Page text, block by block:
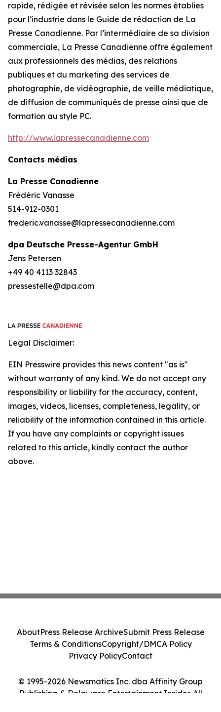
rapide, rédigée et révisée selon les normes établies
pour l’industrie dans le Guide de rédaction de La
Presse Canadienne. Par l’intermédiaire de sa division
commerciale, La Presse Canadienne offre également
aux professionnels des médias, des relations
publiques et du marketing des services de
photographie, de vidéographie, de veille médiatique,
de diffusion de communiqués de presse ainsi que de
formation au style PC.
http://www.lapressecanadienne.com
Contacts médias
La Presse Canadienne
Frédéric Vanasse
514-912-0301
frederic.vanasse@lapressecanadienne.com
dpa Deutsche Presse-Agentur GmbH
Jens Petersen
+49 40 4113 32843
pressestelle@dpa.com
Legal Disclaimer:
EIN Presswire provides this news content "as is"
without warranty of any kind. We do not accept any
responsibility or liability for the accuracy, content,
images, videos, licenses, completeness, legality, or
reliability of the information contained in this article.
If you have any complaints or copyright issues
related to this article, kindly contact the author
above.
© 1995-2026 Newsmatics Inc. dba Affinity Group
Publishing & Delaware Entertainment Insider. All
AboutPress Release ArchiveSubmit Press Release
Terms & ConditionsCopyright/DMCA Policy
Privacy PolicyContact